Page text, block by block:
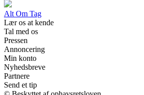
Alt Om Tag
Lær os at kende
Tal med os
Pressen
Annoncering
Min konto
Nyhedsbreve
Partnere
Send et tip